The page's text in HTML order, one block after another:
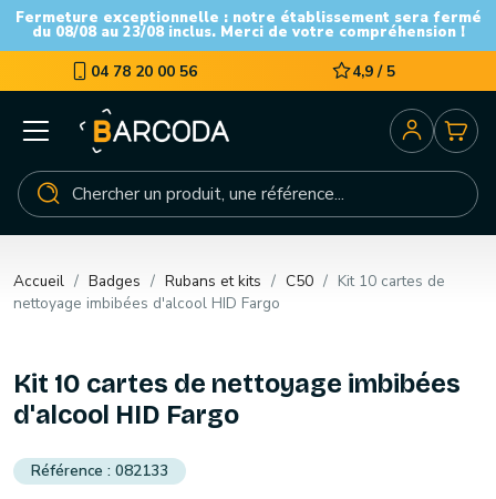
Fermeture exceptionnelle : notre établissement sera fermé
du 08/08 au 23/08 inclus. Merci de votre compréhension !
04 78 20 00 56 4,9 / 5
Accueil Badges Rubans et kits C50
Kit 10 cartes de
nettoyage imbibées d'alcool HID Fargo
Kit 10 cartes de nettoyage imbibées
d'alcool HID Fargo
082133